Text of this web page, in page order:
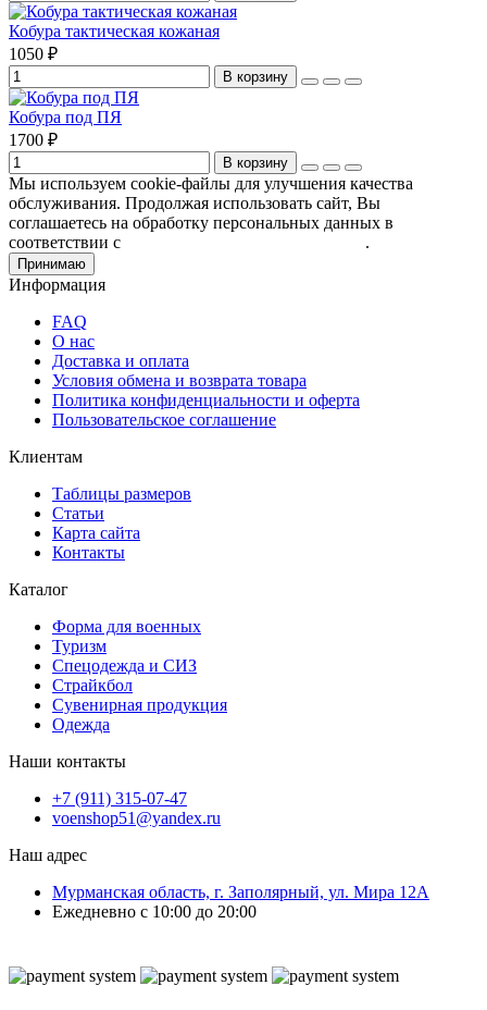
Кобура тактическая кожаная
1050 ₽
В корзину
Кобура под ПЯ
1700 ₽
В корзину
Мы используем cookie-файлы для улучшения качества
обслуживания. Продолжая использовать сайт, Вы
соглашаетесь на обработку персональных данных в
соответствии с
.
Принимаю
Информация
FAQ
О нас
Доставка и оплата
Условия обмена и возврата товара
Политика конфиденциальности и оферта
Пользовательское соглашение
Клиентам
Таблицы размеров
Статьи
Карта сайта
Контакты
Каталог
Форма для военных
Туризм
Спецодежда и СИЗ
Страйкбол
Сувенирная продукция
Одежда
Наши контакты
+7 (911) 315-07-47
voenshop51@yandex.ru
Наш адрес
Мурманская область, г. Заполярный, ул. Мира 12А
Ежедневно с 10:00 до 20:00